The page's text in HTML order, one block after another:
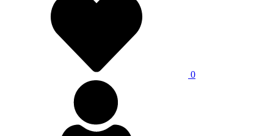
0